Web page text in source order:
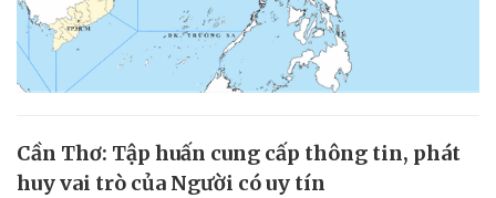
Cần Thơ: Tập huấn cung cấp thông tin, phát
huy vai trò của Người có uy tín